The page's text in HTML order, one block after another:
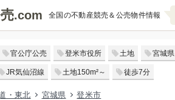
全国の不動産競売＆公売物件情報
官公庁公売 登米市役所 土地 宮城県
JR気仙沼線 土地150m²～ 徒歩7分
・東北 宮城県 登米市